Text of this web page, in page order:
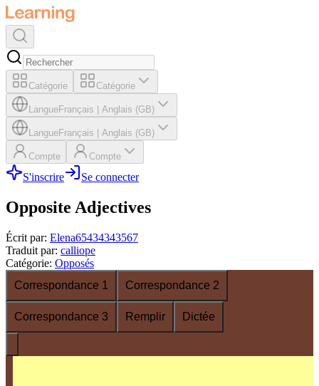
Catégorie Catégorie
LangueFrançais Anglais (GB)
LangueFrançais Anglais (GB)
Compte Compte
S'inscrire Se connecter
Opposite Adjectives
Écrit par: Elena65434343567
Traduit par: calliope
Catégorie: Opposés
Correspondance 1
Correspondance 2
Correspondance 3 Remplir Dictée